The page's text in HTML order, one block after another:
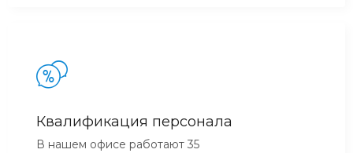
Квалификация персонала
В нашем офисе работают 35